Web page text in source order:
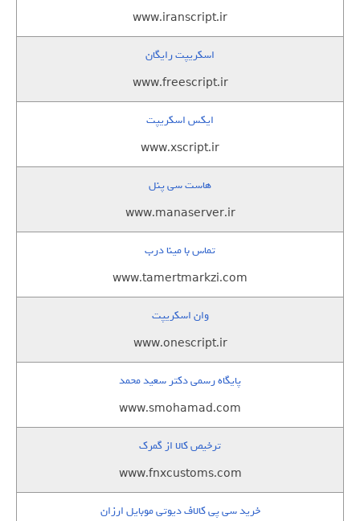
www.iranscript.ir
اسکریپت رایگان
www.freescript.ir
ایکس اسکریپت
www.xscript.ir
هاست سی پنل
www.manaserver.ir
تماس با مینا درب
www.tamertmarkzi.com
وان اسکریپت
www.onescript.ir
پایگاه رسمی دکتر سعید محمد
www.smohamad.com
ترخیص کالا از گمرک
www.fnxcustoms.com
خرید سی پی کالاف دیوتی موبایل ارزان